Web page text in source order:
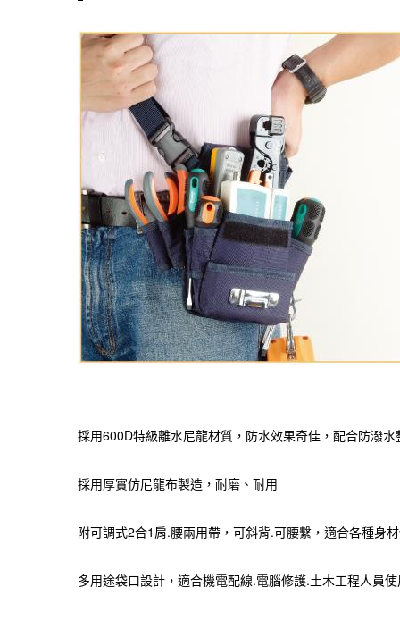
採用600D特級離水尼龍材質，防水效果奇佳，配合防潑
採用厚實仿尼龍布製造，耐磨、耐用
附可調式2合1肩.腰兩用帶，可斜背.可腰繫，適合各種身
多用途袋口設計，適合機電配線.電腦修護.土木工程人員